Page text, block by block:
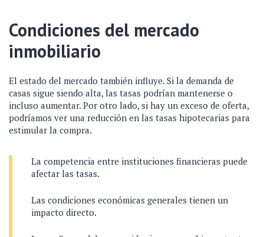
Condiciones del mercado
inmobiliario
El estado del mercado también influye. Si la demanda de
casas sigue siendo alta, las tasas podrían mantenerse o
incluso aumentar. Por otro lado, si hay un exceso de oferta,
podríamos ver una reducción en las tasas hipotecarias para
estimular la compra.
La competencia entre instituciones financieras puede
afectar las tasas.
Las condiciones económicas generales tienen un
impacto directo.